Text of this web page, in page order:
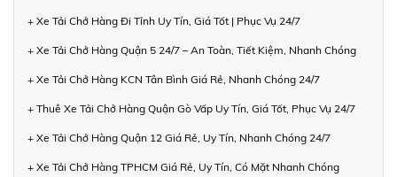
+ Xe Tải Chở Hàng Đi Tỉnh Uy Tín, Giá Tốt | Phục Vụ 24/7
+ Xe Tải Chở Hàng Quận 5 24/7 – An Toàn, Tiết Kiệm, Nhanh Chóng
+ Xe Tải Chở Hàng KCN Tân Bình Giá Rẻ, Nhanh Chóng 24/7
+ Thuê Xe Tải Chở Hàng Quận Gò Vấp Uy Tín, Giá Tốt, Phục Vụ 24/7
+ Xe Tải Chở Hàng Quận 12 Giá Rẻ, Uy Tín, Nhanh Chóng 24/7
+ Xe Tải Chở Hàng TPHCM Giá Rẻ, Uy Tín, Có Mặt Nhanh Chóng